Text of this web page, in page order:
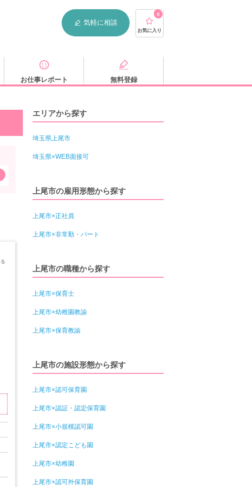
気軽に相談
0
お気に入り
お仕事レポート 無料登録
エリアから探す
埼玉県上尾市
埼玉県×WEB面接可
上尾市の雇用形態から探す
上尾市×正社員
上尾市×非常勤・パート
上尾市の職種から探す
上尾市×保育士
上尾市×幼稚園教諭
上尾市×保育教諭
上尾市の施設形態から探す
上尾市×認可保育園
上尾市×認証・認定保育園
上尾市×小規模認可園
上尾市×認定こども園
上尾市×幼稚園
上尾市×認可外保育園